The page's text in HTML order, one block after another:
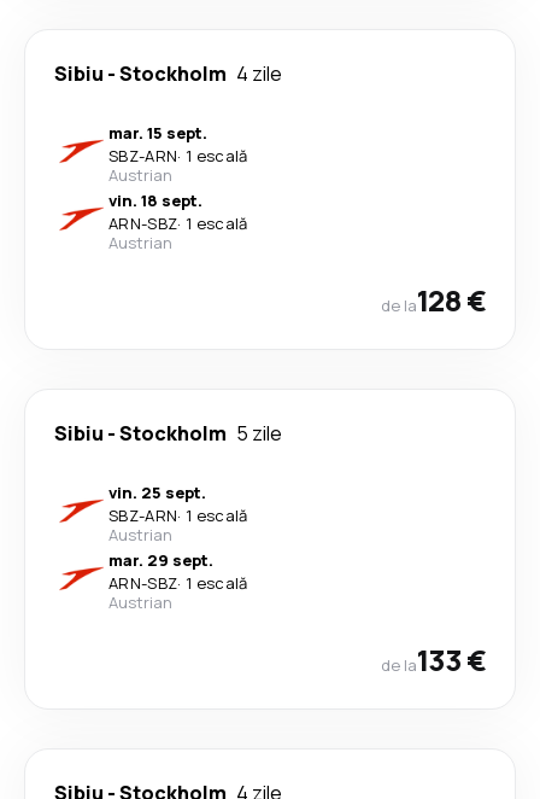
Sibiu -Stockholm 4 zile
mar. 15 sept.
SBZ-ARN· 1 escală
Austrian
vin. 18 sept.
ARN-SBZ· 1 escală
Austrian
de la128 €
Sibiu -Stockholm 5 zile
vin. 25 sept.
SBZ-ARN· 1 escală
Austrian
mar. 29 sept.
ARN-SBZ· 1 escală
Austrian
de la133 €
Sibiu -Stockholm 4 zile